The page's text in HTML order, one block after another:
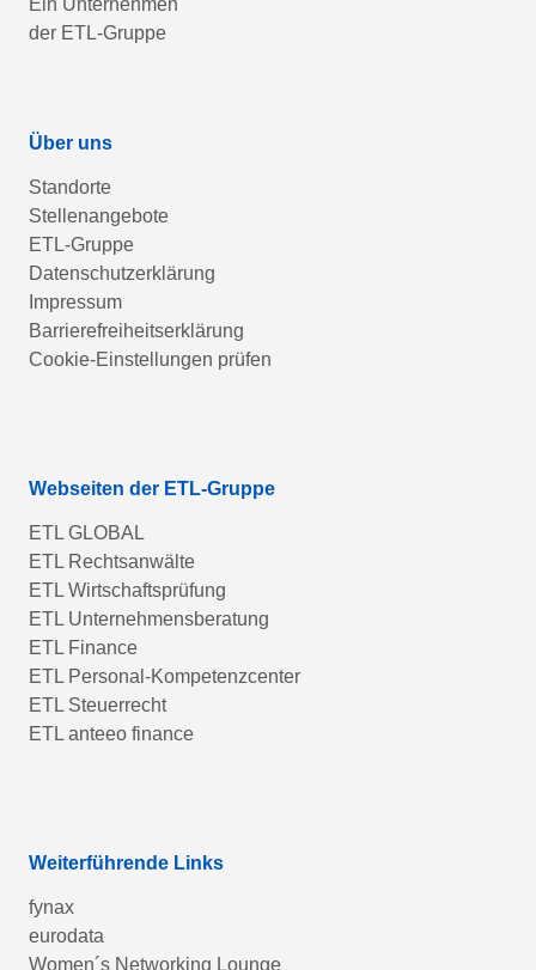
der ETL-Gruppe
Über uns
Standorte
Stellenangebote
ETL-Gruppe
Datenschutzerklärung
Impressum
Barrierefreiheitserklärung
Cookie-Einstellungen prüfen
Webseiten der ETL-Gruppe
ETL GLOBAL
ETL Rechtsanwälte
ETL Wirtschaftsprüfung
ETL Unternehmensberatung
ETL Finance
ETL Personal-Kompetenzcenter
ETL Steuerrecht
ETL anteeo finance
Weiterführende Links
fynax
eurodata
Women´s Networking Lounge